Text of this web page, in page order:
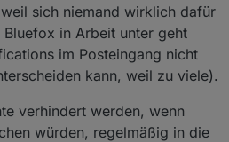
auch deswegen auf
umbenannt wurde)
geht deswegen das eine (??) issue
sich niemand wirklich dafür
in Arbeit unter geht
im Posteingang nicht
kann, weil zu viele).
verhindert werden, wenn
würden, regelmäßig in die